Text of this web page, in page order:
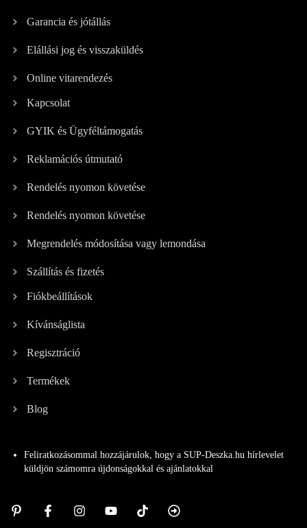
Garancia és jótállás
Elállási jog és visszaküldés
Online vitarendezés
Kapcsolat
GYIK és Ügyféltámogatás
Reklamációs útmutató
Rendelés nyomon követése
Rendelés nyomon követése
Megrendelés módosítása vagy lemondása
Szállítás és fizetés
Fiókbeállítások
Kívánságlista
Regisztráció
Termékek
Blog
Feliratkozásommal hozzájárulok, hogy a SUP-Deszka.hu hírlevelet
küldjön számomra újdonságokkal és ajánlatokkal